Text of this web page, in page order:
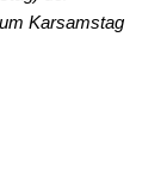
Karsamstag